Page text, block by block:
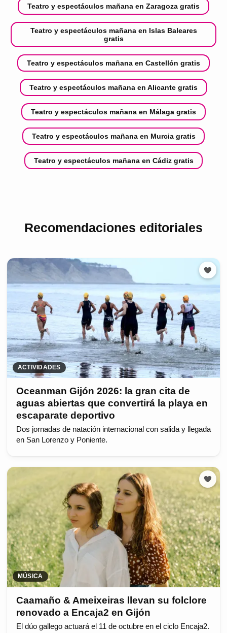
Teatro y espectáculos mañana en Zaragoza gratis
Teatro y espectáculos mañana en Islas Baleares
gratis
Teatro y espectáculos mañana en Castellón gratis
Teatro y espectáculos mañana en Alicante gratis
Teatro y espectáculos mañana en Málaga gratis
Teatro y espectáculos mañana en Murcia gratis
Teatro y espectáculos mañana en Cádiz gratis
Recomendaciones editoriales
ACTIVIDADES
Oceanman Gijón 2026: la gran cita de
aguas abiertas que convertirá la playa en
escaparate deportivo
Dos jornadas de natación internacional con salida y llegada
en San Lorenzo y Poniente.
MÚSICA
Caamaño & Ameixeiras llevan su folclore
renovado a Encaja2 en Gijón
El dúo gallego actuará el 11 de octubre en el ciclo Encaja2.